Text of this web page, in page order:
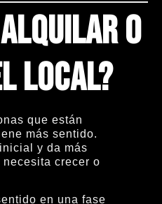
alquilar o
local?
que están
más sentido.
y da más
crecer o
en una fase